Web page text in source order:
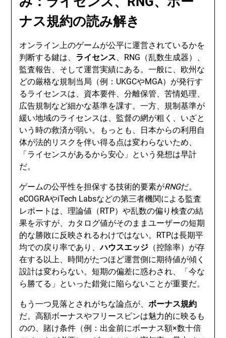
ナス規約の読み解き
オンライン上のゲームが公平に運営されているかを
判断する鍵は、 ライセンス、RNG（乱数生成器）、
監査報告、そして運営実績にある。一般に、欧州な
どの厳格な規制当局（例：UKGCやMGA）が発行す
るライセンスは、資本要件、分離保管、苦情処理、
広告規制など細かな基準を課す。一方、規制基準が
緩い地域のライセンスは、監督の網が粗く、いざと
いう時の救済が弱い。もっとも、日本からの利用自
体が法的リスクを伴い得る点は変わらないため、
「ライセンスがあるから安心」という発想は早計
だ。
ゲームの公平性を担保する技術的要素がRNGだ。
eCOGRAやiTech Labsなどの第三者機関による監査
レポートは、理論値（RTP）や乱数の偏り検査の結
果を示すが、カタログ値がそのままユーザーの短期
的な勝敗に反映されるわけではない。RTPは長期平
均での戻り率であり、ハウスエッジ （控除率）が存
在する以上、時間がたつほど運営側に期待値が傾く
設計は変わらない。短期の偏差に惑わされ、「今な
ら勝てる」といった錯覚に陥らないことが重要だ。
もう一つ見落とされがちな論点が、ボーナス規約
だ。高額ボーナスやフリースピンは魅力的に映るも
のの、賭け条件（例：出金前にボーナス額×数十倍